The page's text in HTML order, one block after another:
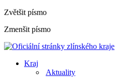
Zvětšit písmo
Zmenšit písmo
Kraj
Aktuality